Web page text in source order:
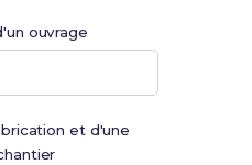
ouvrage
et d'une